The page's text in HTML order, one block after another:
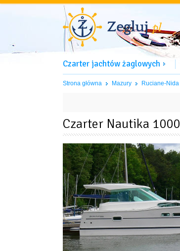
Czarter jachtów żaglowych
Strona główna Mazury Ruciane-Nida
Czarter Nautika 1000